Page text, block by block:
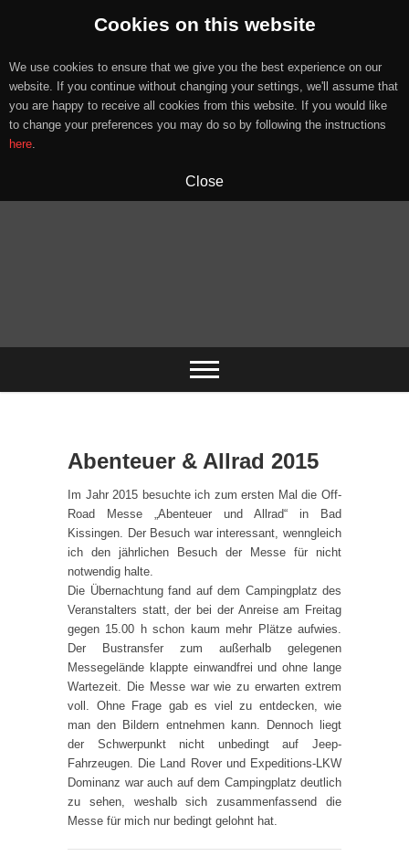
Cookies on this website
We use cookies to ensure that we give you the best experience on our
website. If you continue without changing your settings, we'll assume that
you are happy to receive all cookies from this website. If you would like
to change your preferences you may do so by following the instructions
here.
Close
Abenteuer & Allrad 2015
Im Jahr 2015 besuchte ich zum ersten Mal die Off-
Road Messe „Abenteuer und Allrad“ in Bad
Kissingen. Der Besuch war interessant, wenngleich
ich den jährlichen Besuch der Messe für nicht
notwendig halte.
Die Übernachtung fand auf dem Campingplatz des
Veranstalters statt, der bei der Anreise am Freitag
gegen 15.00 h schon kaum mehr Plätze aufwies.
Der Bustransfer zum außerhalb gelegenen
Messegelände klappte einwandfrei und ohne lange
Wartezeit. Die Messe war wie zu erwarten extrem
voll. Ohne Frage gab es viel zu entdecken, wie
man den Bildern entnehmen kann. Dennoch liegt
der Schwerpunkt nicht unbedingt auf Jeep-
Fahrzeugen. Die Land Rover und Expeditions-LKW
Dominanz war auch auf dem Campingplatz deutlich
zu sehen, weshalb sich zusammenfassend die
Messe für mich nur bedingt gelohnt hat.